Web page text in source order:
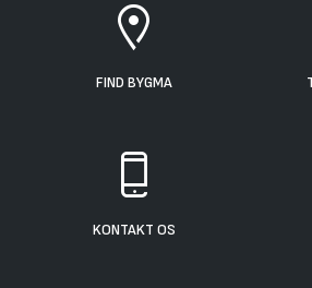
FIND BYGMA
KONTAKT OS